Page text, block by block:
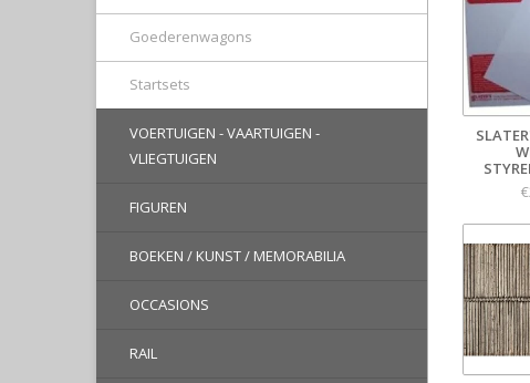
Goederenwagons
Startsets
VOERTUIGEN - VAARTUIGEN -
VLIEGTUIGEN
FIGUREN
BOEKEN / KUNST / MEMORABILIA
OCCASIONS
RAIL